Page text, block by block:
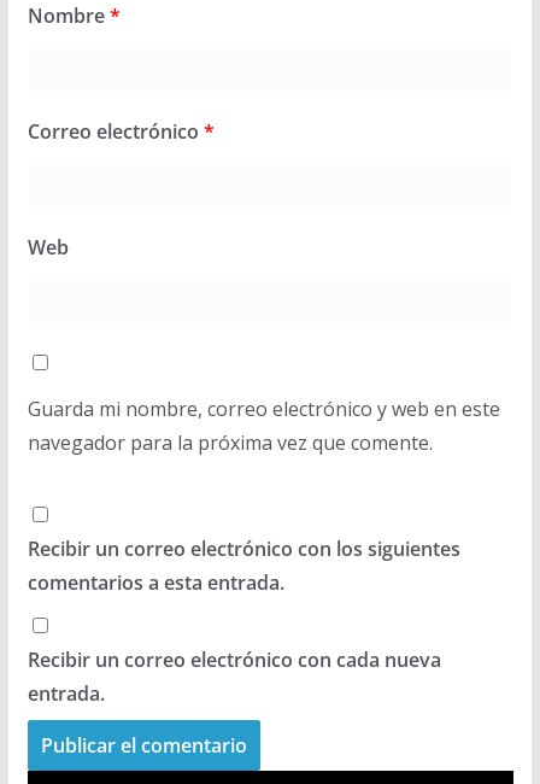
Nombre*
Correo electrónico *
Web
Guarda mi nombre, correo electrónico y web en este
navegador para la próxima vez que comente.
Recibir un correo electrónico con los siguientes
comentarios a esta entrada.
Recibir un correo electrónico con cada nueva
entrada.